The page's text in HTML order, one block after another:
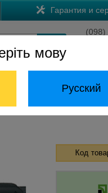
мову
Русский
Гарантия и
(098)
(068) 824-24-24
Код